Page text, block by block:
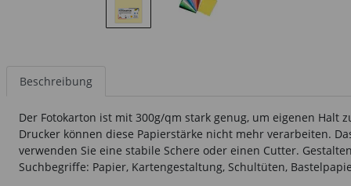
Beschreibung
Der Fotokarton ist mit 300g/qm stark genug, um eigenen
Drucker können diese Papierstärke nicht mehr verarbeiten.
verwenden Sie eine stabile Schere oder einen Cutter.
Suchbegriffe: Papier, Kartengestaltung, Schultüten,